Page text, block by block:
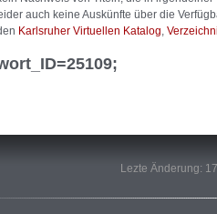
auch keine Auskünfte über die
Karlsruher Virtuellen Katalog
Lezte Änderung: